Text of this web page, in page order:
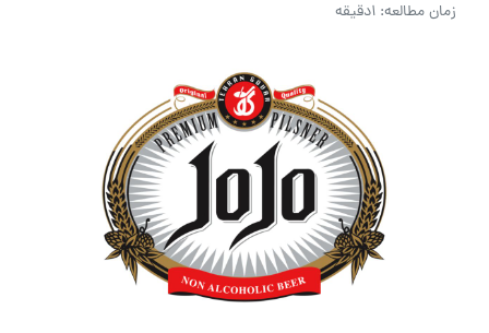
زمان مطالعه: 1دقیقه